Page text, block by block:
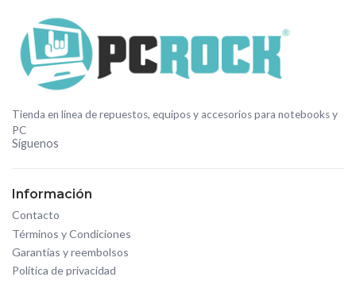
Tienda en línea de repuestos, equipos y accesorios para notebooks y
PC
Síguenos
Información
Contacto
Términos y Condiciones
Garantías y reembolsos
Política de privacidad